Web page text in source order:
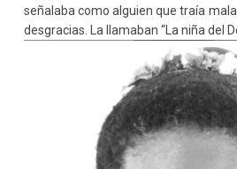
señalaba como alguien que traía
desgracias. La llamaban “La niña del